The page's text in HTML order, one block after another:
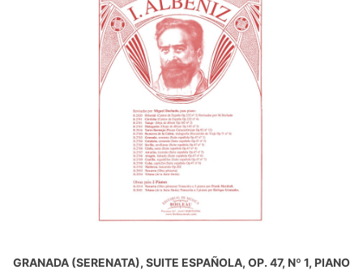
GRANADA (SERENATA), SUITE ESPAÑOLA, OP. 47, Nº 1, PIANO